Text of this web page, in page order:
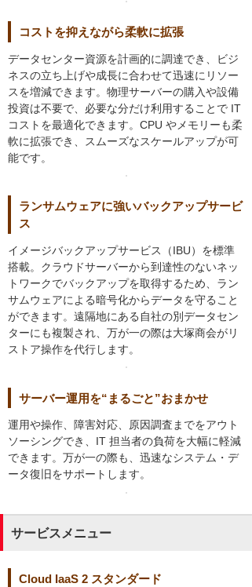
コストを抑えながら柔軟に拡張
データセンター資源を計画的に調達でき、ビジ
ネスの立ち上げや成長に合わせて迅速にリソー
スを増減できます。物理サーバーの購入や設備
投資は不要で、必要な分だけ利用することで IT
コストを最適化できます。CPU やメモリーも柔
軟に拡張でき、スムーズなスケールアップが可
能です。
ランサムウェアに強いバックアップサービ
ス
イメージバックアップサービス（IBU）を標準
搭載。クラウドサーバーから到達性のないネッ
トワークでバックアップを取得するため、ラン
サムウェアによる暗号化からデータを守ること
ができます。遠隔地にある自社の別データセン
ターにも複製され、万が一の際は大塚商会がリ
ストア操作を代行します。
サーバー運用を“まるごと”おまかせ
運用や操作、障害対応、原因調査までをアウト
ソーシングでき、IT 担当者の負荷を大幅に軽減
できます。万が一の際も、迅速なシステム・デ
ータ復旧をサポートします。
サービスメニュー
Cloud IaaS 2 スタンダード